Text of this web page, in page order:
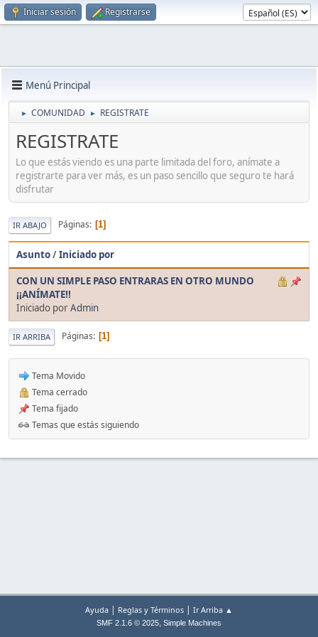
Iniciar sesión Registrarse
Menú Principal
► COMUNIDAD ► REGISTRATE
REGISTRATE
Lo que estás viendo es una parte limitada del foro, anímate a
registrarte para ver más, es un paso sencillo que seguro te hará
disfrutar
IR ABAJO Páginas 1
Asunto/Iniciado por
CON UN SIMPLE PASO ENTRARAS EN OTRO MUNDO
¡¡ANÍMATE!!
Iniciado porAdmin
IR ARRIBA Páginas 1
Tema Movido
Tema cerrado
Tema fijado
Temas que estás siguiendo
Ayuda | Reglas y Términos | Ir Arriba ▲
SMF 2.1.6 © 2025, Simple Machines